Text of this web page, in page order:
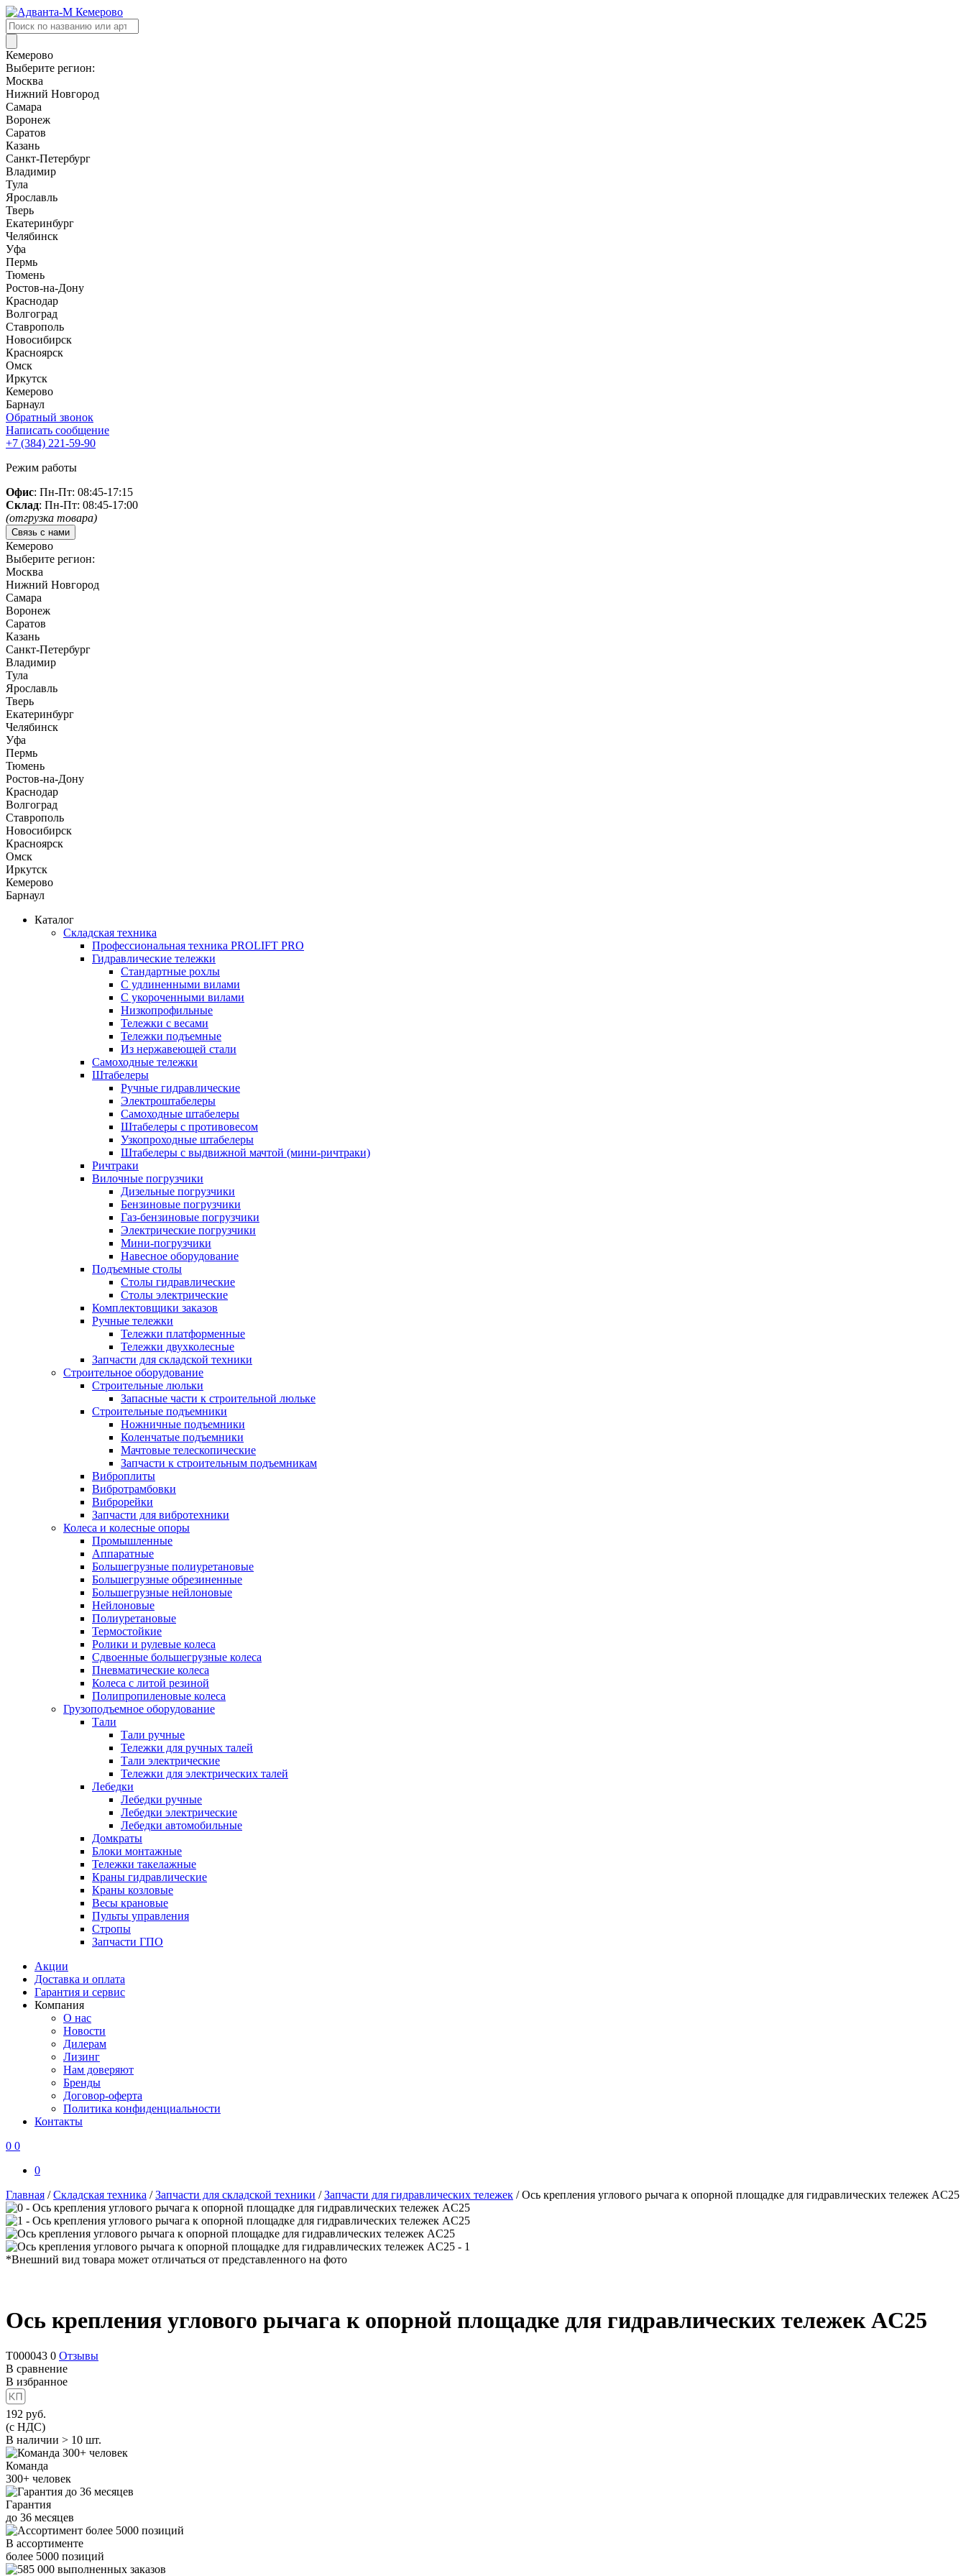
Поиск
товаров
Кемерово
Выберите регион:
Москва
Нижний Новгород
Самара
Воронеж
Саратов
Казань
Санкт-Петербург
Владимир
Тула
Ярославль
Тверь
Екатеринбург
Челябинск
Уфа
Пермь
Тюмень
Ростов-на-Дону
Краснодар
Волгоград
Ставрополь
Новосибирск
Красноярск
Омск
Иркутск
Кемерово
Барнаул
Обратный звонок
Написать сообщение
+7 (384) 221-59-90
Режим работы
Офис: Пн-Пт: 08:45-17:15
Склад: Пн-Пт: 08:45-17:00
(отгрузка товара)
Связь с нами
Кемерово
Выберите регион:
Москва
Нижний Новгород
Самара
Воронеж
Саратов
Казань
Санкт-Петербург
Владимир
Тула
Ярославль
Тверь
Екатеринбург
Челябинск
Уфа
Пермь
Тюмень
Ростов-на-Дону
Краснодар
Волгоград
Ставрополь
Новосибирск
Красноярск
Омск
Иркутск
Кемерово
Барнаул
Каталог
Складская техника
Профессиональная техника PROLIFT PRO
Гидравлические тележки
Стандартные рохлы
С удлиненными вилами
С укороченными вилами
Низкопрофильные
Тележки с весами
Тележки подъемные
Из нержавеющей стали
Самоходные тележки
Штабелеры
Ручные гидравлические
Электроштабелеры
Самоходные штабелеры
Штабелеры с противовесом
Узкопроходные штабелеры
Штабелеры с выдвижной мачтой (мини-ричтраки)
Ричтраки
Вилочные погрузчики
Дизельные погрузчики
Бензиновые погрузчики
Газ-бензиновые погрузчики
Электрические погрузчики
Мини-погрузчики
Навесное оборудование
Подъемные столы
Столы гидравлические
Столы электрические
Комплектовщики заказов
Ручные тележки
Тележки платформенные
Тележки двухколесные
Запчасти для складской техники
Строительное оборудование
Строительные люльки
Запасные части к строительной люльке
Строительные подъемники
Ножничные подъемники
Коленчатые подъемники
Мачтовые телескопические
Запчасти к строительным подъемникам
Виброплиты
Вибротрамбовки
Виброрейки
Запчасти для вибротехники
Колеса и колесные опоры
Промышленные
Аппаратные
Большегрузные полиуретановые
Большегрузные обрезиненные
Большегрузные нейлоновые
Нейлоновые
Полиуретановые
Термостойкие
Ролики и рулевые колеса
Сдвоенные большегрузные колеса
Пневматические колеса
Колеса с литой резиной
Полипропиленовые колеса
Грузоподъемное оборудование
Тали
Тали ручные
Тележки для ручных талей
Тали электрические
Тележки для электрических талей
Лебедки
Лебедки ручные
Лебедки электрические
Лебедки автомобильные
Домкраты
Блоки монтажные
Тележки такелажные
Краны гидравлические
Краны козловые
Весы крановые
Пульты управления
Стропы
Запчасти ГПО
Акции
Доставка и оплата
Гарантия и сервис
Компания
О нас
Новости
Дилерам
Лизинг
Нам доверяют
Бренды
Договор-оферта
Политика конфиденциальности
Контакты
0 0
0
Главная /Складская техника /Запчасти для складской техники /Запчасти для гидравлических тележек /Ось крепления углового рычага к опорной площадке для гидравлических тележек AC25
*Внешний вид товара может отличаться от представленного на фото
Ось крепления углового рычага к опорной площадке для гидравлических тележек AC25
T000043 0 Отзывы
В сравнение
В избранное
192 руб.
(с НДС)
В наличии > 10 шт.
Команда
300+ человек
Гарантия
до 36 месяцев
В ассортименте
более 5000 позиций